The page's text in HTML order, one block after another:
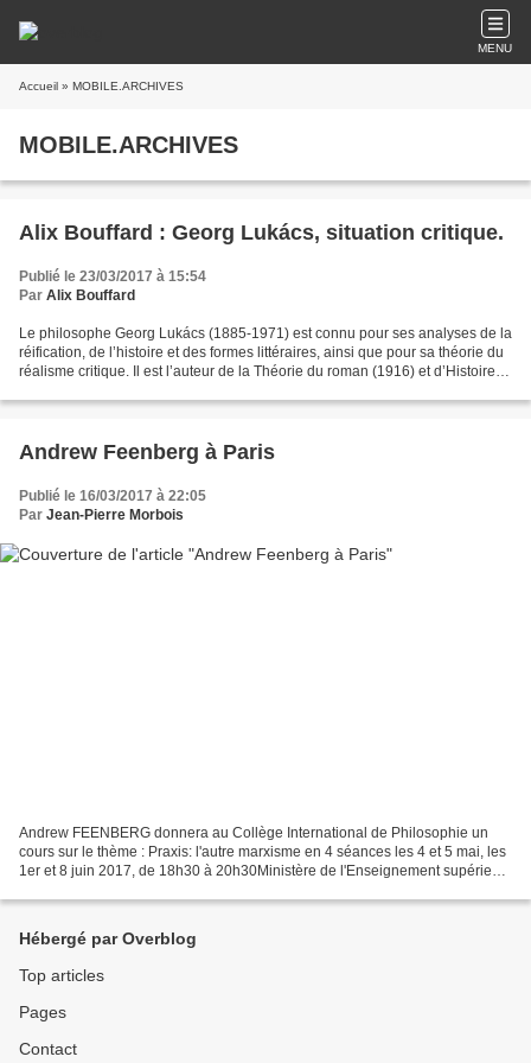
MENU
Accueil » MOBILE.ARCHIVES
MOBILE.ARCHIVES
Alix Bouffard : Georg Lukács, situation critique.
Publié le 23/03/2017 à 15:54
Par Alix Bouffard
Le philosophe Georg Lukács (1885-1971) est connu pour ses analyses de la
réification, de l’histoire et des formes littéraires, ainsi que pour sa théorie du
réalisme critique. Il est l’auteur de la Théorie du roman (1916) et d’Histoire et
Andrew Feenberg à Paris
Publié le 16/03/2017 à 22:05
Par Jean-Pierre Morbois
Andrew FEENBERG donnera au Collège International de Philosophie un
cours sur le thème : Praxis: l'autre marxisme en 4 séances les 4 et 5 mai, les
1er et 8 juin 2017, de 18h30 à 20h30Ministère de l'Enseignement supérieur
Hébergé par Overblog
Top articles
Pages
Contact